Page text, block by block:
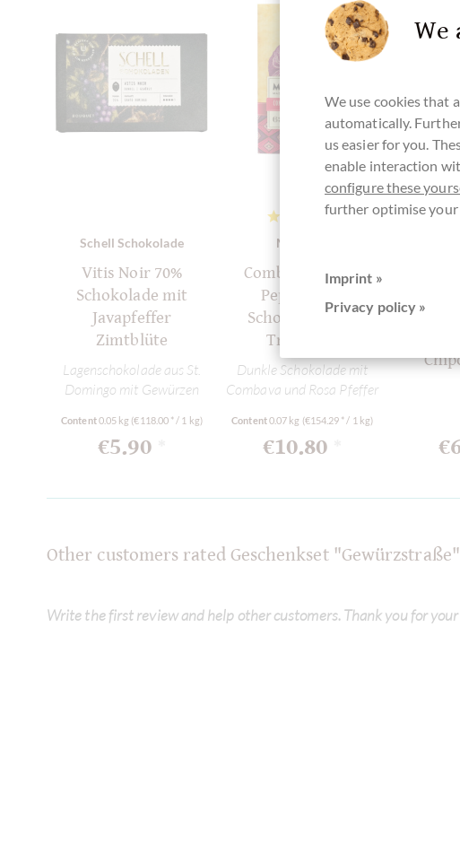
Schell Schokolade
Vitis Noir 70%
Schokolade mit
Javapfeffer
Zimtblüte
Lagenschokolade aus St.
Domingo mit Gewürzen
Content0.05 kg (€118.00 * / 1 kg)
€5.90
Menakao
Combava & Pink
Pepper 63%
Schokolade aus
Trinitario
Dunkle Schokolade mit
Combava und Rosa Pfeffer
Content0.07 kg (€154.29 * / 1 kg)
€10.80
Dark
Other customers rated Geschenkset
Write the first review and help other customers. Thank you for
We
We use cookies that
automatically.
us easier for you.
enable interaction
configure these
further optimise your
Imprint »
Privacy policy »